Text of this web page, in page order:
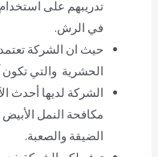
تدريبهم على
في الرش.
حيث ان الشركة
الحشرية والتي
الشركة لديها أحدث
مكافحة النمل
الضيقة والصعبة.